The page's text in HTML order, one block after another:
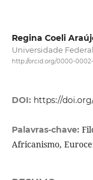
Regina Coeli
Universidade
http://orcid.org/0000-
DOI: https://
Palavras-chave:
Africanismo,